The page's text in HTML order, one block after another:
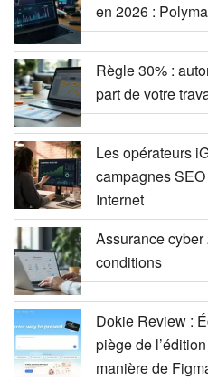
en 2026 :
Règle 30% :
part de votre
Les opérateurs
campagnes
Internet
Assurance
conditions
Dokie Review :
piège de
manière de